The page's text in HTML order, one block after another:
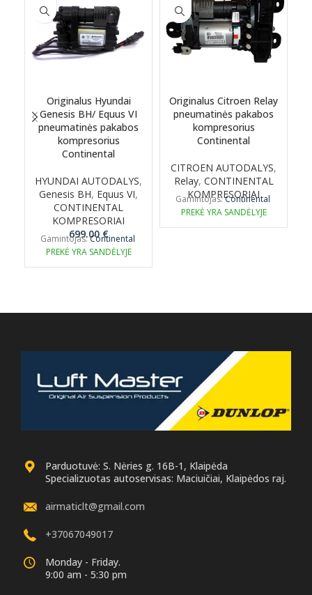
Originalus Hyundai
Genesis BH/ Equus VI
pneumatinės pakabos
kompresorius
Continental
HYUNDAI AUTODALYS,
Genesis BH, Equus VI,
CONTINENTAL
KOMPRESORIAI
699.00€
Gamintojas:Continental
PREKĖ YRA SANDĖLYJE
Originalus Citroen Relay
pneumatinės pakabos
kompresorius
Continental
CITROEN AUTODALYS,
Relay, CONTINENTAL
KOMPRESORIAI
Gamintojas:Continental
PREKĖ YRA SANDĖLYJE
Parduotuvė: S. Nėries g. 16B-1, Klaipėda
Specializuotas autoservisas: Maciuičiai, Klaipėdos raj.
airmaticlt@gmail.com
+37067049017
Monday - Friday.
9:00 am - 5:30 pm